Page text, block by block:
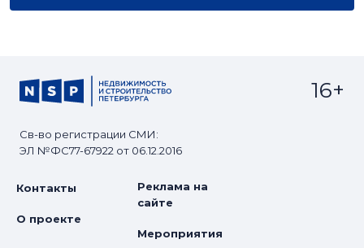
Св-во регистрации СМИ:
ЭЛ №ФС77-67922 от 06.12.2016
16+
Контакты
О проекте
Реклама на
сайте
Мероприятия